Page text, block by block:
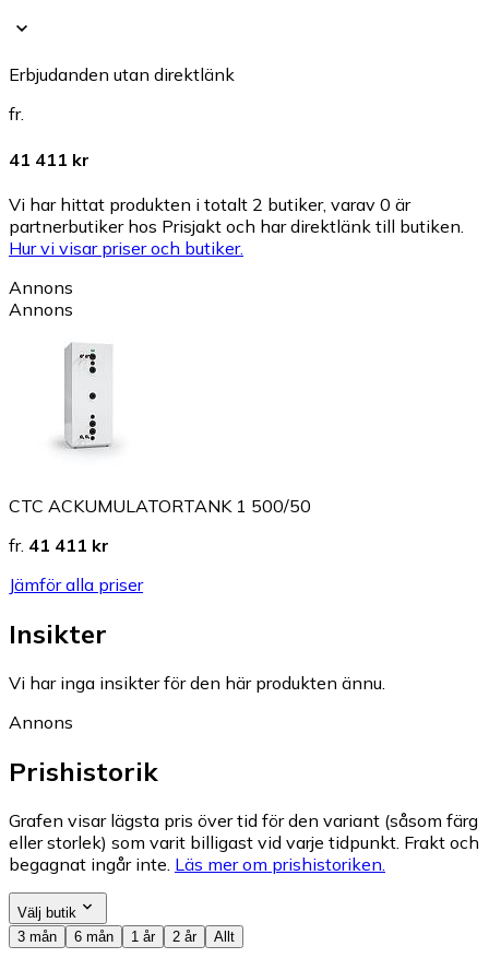
Erbjudanden utan direktlänk
fr.
41 411 kr
Vi har hittat produkten i totalt 2 butiker, varav 0 är
partnerbutiker hos Prisjakt och har direktlänk till butiken.
Hur vi visar priser och butiker.
Annons
Annons
CTC ACKUMULATORTANK 1 500/50
fr. 41 411 kr
Jämför alla priser
Insikter
Vi har inga insikter för den här produkten ännu.
Annons
Prishistorik
Grafen visar lägsta pris över tid för den variant (såsom färg
eller storlek) som varit billigast vid varje tidpunkt. Frakt och
begagnat ingår inte. Läs mer om prishistoriken.
Välj butik
3 mån
6 mån 1 år 2 år Allt